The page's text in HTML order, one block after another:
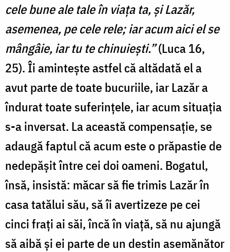
cele bune ale tale în viaţa ta, şi Lazăr,
asemenea, pe cele rele; iar acum aici el se
mângâie, iar tu te chinuieşti.”(Luca 16,
25). Îi amintește astfel că altădată el a
avut parte de toate bucuriile, iar Lazăr a
îndurat toate suferințele, iar acum situația
s-a inversat. La această compensație, se
adaugă faptul că acum este o prăpastie de
nedepășit între cei doi oameni. Bogatul,
însă, insistă: măcar să fie trimis Lazăr în
casa tatălui său, să îi avertizeze pe cei
cinci frați ai săi, încă în viață, să nu ajungă
să aibă și ei parte de un destin asemănător